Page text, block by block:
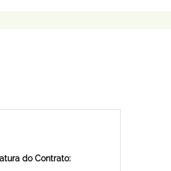
do Contrato: